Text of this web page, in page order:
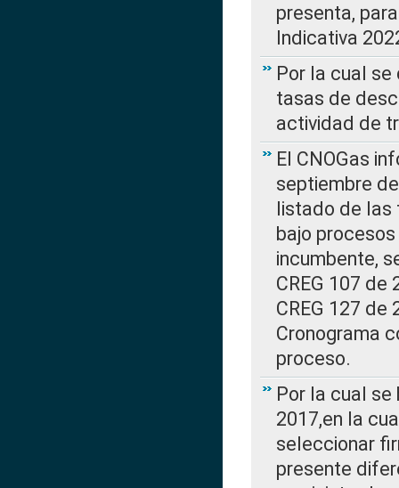
presenta,
Indicativa
Por la cual
tasas de
actividad de
El CNOGas
septiembre
listado de las
bajo
incumbente,
CREG 107
CREG 127 de
Cronograma
proceso.
Por la cual se
2017,en la
seleccionar
presente